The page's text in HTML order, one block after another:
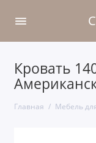
Кровать
Главная Мебель